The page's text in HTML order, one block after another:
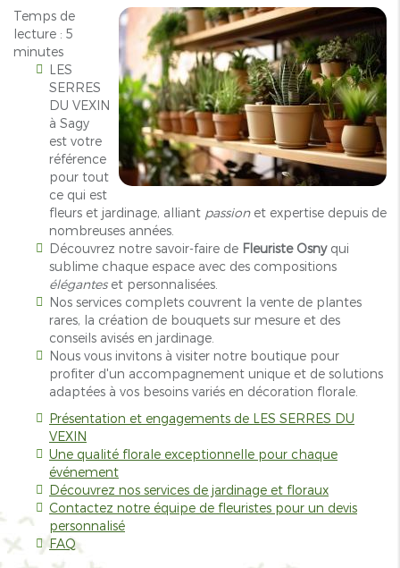
Temps de
lecture : 5
minutes
LES
SERRES
DU VEXIN
à Sagy
est votre
référence
pour tout
ce qui est
fleurs et jardinage, alliant passionet expertise depuis de
nombreuses années.
Découvrez notre savoir-faire de Fleuriste Osnyqui
sublime chaque espace avec des compositions
éléganteset personnalisées.
Nos services complets couvrent la vente de plantes
rares, la création de bouquets sur mesure et des
conseils avisés en jardinage.
Nous vous invitons à visiter notre boutique pour
profiter d'un accompagnement unique et de solutions
adaptées à vos besoins variés en décoration florale.
Présentation et engagements de LES SERRES DU
VEXIN
Une qualité florale exceptionnelle pour chaque
événement
Découvrez nos services de jardinage et floraux
Contactez notre équipe de fleuristes pour un devis
personnalisé
FAQ